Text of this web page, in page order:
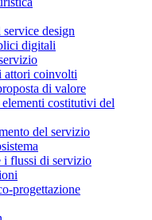
design
digitali
attori coinvolti
di valore
costitutivi del
del servizio
i flussi di servizio
progettazione